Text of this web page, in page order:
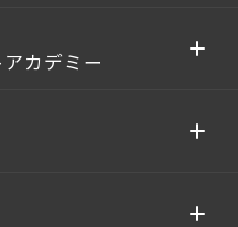
カデミー